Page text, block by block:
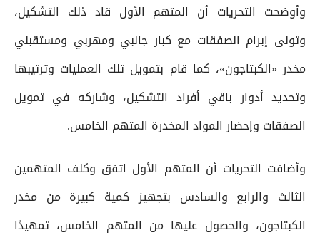
وأوضحت التحريات أن المتهم الأول قاد ذلك التشكيل،
وتولى إبرام الصفقات مع كبار جالبي ومهربي ومستقبلي
مخدر «الكبتاجون»، كما قام بتمويل تلك العمليات وترتيبها
وتحديد أدوار باقي أفراد التشكيل، وشاركه في تمويل
الصفقات وإحضار المواد المخدرة المتهم الخامس.
وأضافت التحريات أن المتهم الأول اتفق وكلف المتهمين
الثالث والرابع والسادس بتجهيز كمية كبيرة من مخدر
الكبتاجون، والحصول عليها من المتهم الخامس، تمهيدًا